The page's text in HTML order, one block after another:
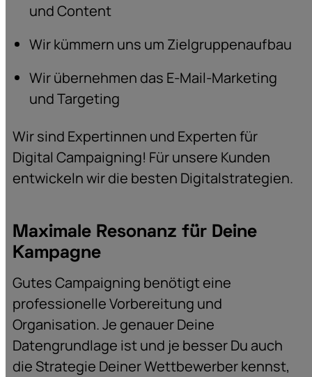
und Content
Wir kümmern uns um Zielgruppenaufbau
Wir übernehmen das E-Mail-Marketing
und Targeting
Wir sind Expertinnen und Experten für
Digital Campaigning! Für unsere Kunden
entwickeln wir die besten Digitalstrategien.
Maximale Resonanz für Deine
Kampagne
Gutes Campaigning benötigt eine
professionelle Vorbereitung und
Organisation. Je genauer Deine
Datengrundlage ist und je besser Du auch
die Strategie Deiner Wettbewerber kennst,